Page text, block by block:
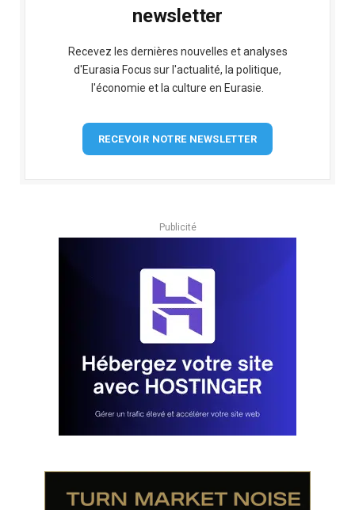
newsletter
Recevez les dernières nouvelles et analyses
d'Eurasia Focus sur l'actualité, la politique,
l'économie et la culture en Eurasie.
RECEVOIR NOTRE NEWSLETTER
Publicité